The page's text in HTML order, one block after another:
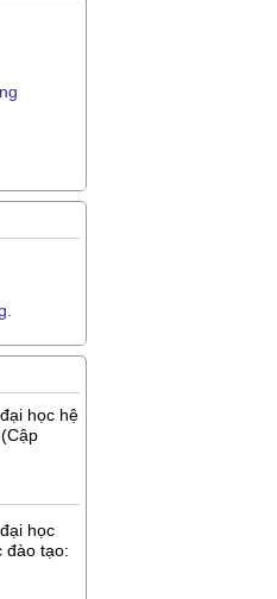
học hệ
học
đào tạo: